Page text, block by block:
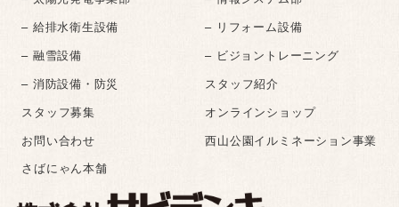
– 給排水衛生設備
– リフォーム設備
– 融雪設備
– ビジョントレーニング
– 消防設備・防災
スタッフ紹介
スタッフ募集
オンラインショップ
お問い合わせ
西山公園イルミネーション事業
さばにゃん本舗